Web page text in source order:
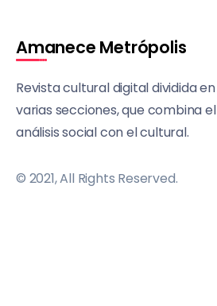
Amanece Metrópolis
Revista cultural digital dividida en
varias secciones, que combina el
análisis social con el cultural.
© 2021, All Rights Reserved.